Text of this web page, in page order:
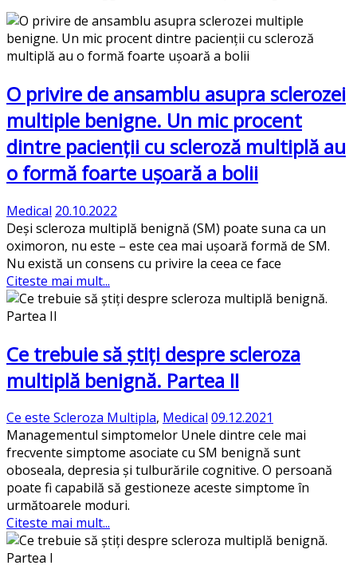
O privire de ansamblu asupra sclerozei
multiple benigne. Un mic procent
dintre pacienții cu scleroză multiplă au
o formă foarte ușoară a bolii
Medical 20.10.2022
Deși scleroza multiplă benignă (SM) poate suna ca un
oximoron, nu este – este cea mai ușoară formă de SM.
Nu există un consens cu privire la ceea ce face
Citeste mai mult...
Ce trebuie să știți despre scleroza
multiplă benignă. Partea II
Ce este Scleroza Multipla, Medical 09.12.2021
Managementul simptomelor Unele dintre cele mai
frecvente simptome asociate cu SM benignă sunt
oboseala, depresia și tulburările cognitive. O persoană
poate fi capabilă să gestioneze aceste simptome în
următoarele moduri.
Citeste mai mult...